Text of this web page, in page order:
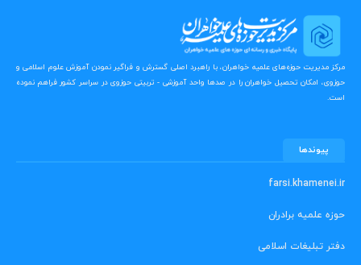
مرکز مدیریت حوزه‌های علمیه خواهران، با راهبرد اصلی گسترش و فراگیر نمودن آموزش علوم اسلامی و
حوزوی، امکان تحصیل خواهران را در صدها واحد آموزشی - تربیتی حوزوی در سراسر کشور فراهم نموده
است.
پیوندها
farsi.khamenei.ir
حوزه علمیه برادران
دفتر تبلیغات اسلامی